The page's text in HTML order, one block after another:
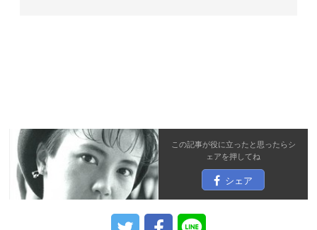
この記事が役に立ったと思ったらシ
ェアを押してね
シェア